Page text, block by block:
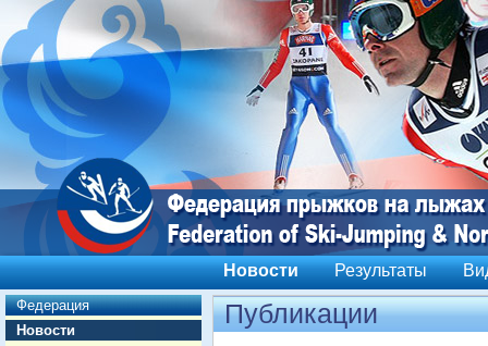
Новости Результаты
Федерация
Новости
Публикации